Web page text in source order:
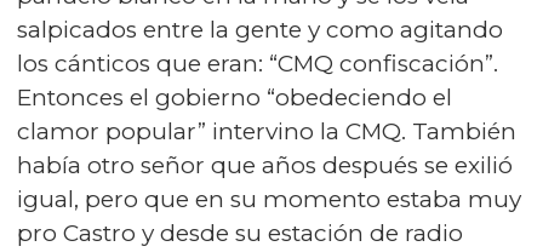
salpicados entre la gente y como agitando
los cánticos que eran: “CMQ confiscación”.
Entonces el gobierno “obedeciendo el
clamor popular” intervino la CMQ. También
había otro señor que años después se exilió
igual, pero que en su momento estaba muy
pro Castro y desde su estación de radio